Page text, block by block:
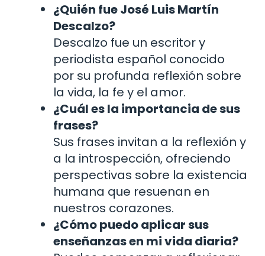
¿Quién fue José Luis Martín
Descalzo?
Descalzo fue un escritor y
periodista español conocido
por su profunda reflexión sobre
la vida, la fe y el amor.
¿Cuál es la importancia de sus
frases?
Sus frases invitan a la reflexión y
a la introspección, ofreciendo
perspectivas sobre la existencia
humana que resuenan en
nuestros corazones.
¿Cómo puedo aplicar sus
enseñanzas en mi vida diaria?